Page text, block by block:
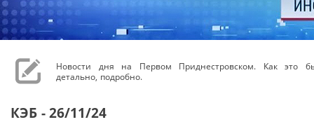
Новости дня на Первом Приднестровском. Как это
детально, подробно.
КЭБ - 26/11/24